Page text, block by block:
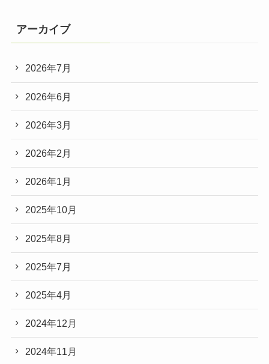
アーカイブ
2026年7月
2026年6月
2026年3月
2026年2月
2026年1月
2025年10月
2025年8月
2025年7月
2025年4月
2024年12月
2024年11月